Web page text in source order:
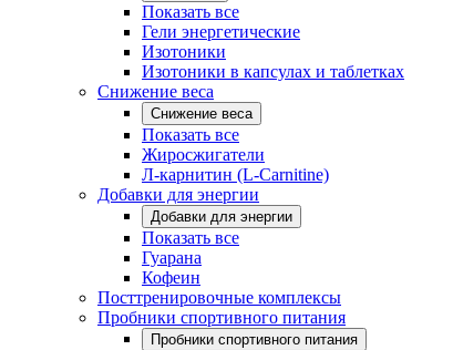
Показать все
Гели энергетические
Изотоники
Изотоники в капсулах и таблетках
Снижение веса
Снижение веса
Показать все
Жиросжигатели
Л-карнитин (L-Carnitine)
Добавки для энергии
Добавки для энергии
Показать все
Гуарана
Кофеин
Посттренировочные комплексы
Пробники спортивного питания
Пробники спортивного питания